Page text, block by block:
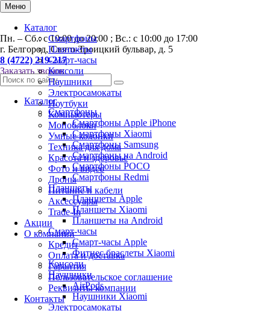
Меню
Каталог
Смартфоны
Планшеты
Смарт-часы
Консоли
Наушники
Электросамокаты
Ноутбуки
Компьютеры
Моноблоки
Умные колонки
Техника для дома
Красота и здоровье
Фото и видео
Дроны
Питание и кабели
Аксессуары
Trade-In
Акции
О компании
Кредит
Оплата и доставка
Гарантия
Пользовательское соглашение
Реквизиты компании
Контакты
Пн. – Сб.: с 10:00 до 20:00 ; Вс.: с 10:00 до 17:00
г. Белгород, Свято-Троицкий бульвар, д. 5
8 (4722) 219-217
Заказать звонок
Каталог
Смартфоны
Смартфоны Apple iPhone
Смартфоны Хiaomi
Смартфоны Samsung
Смартфоны на Android
Смартфоны POCO
Смартфоны Redmi
Планшеты
Планшеты Apple
Планшеты Xiaomi
Планшеты на Android
Смарт-часы
Смарт-часы Apple
Фитнес браслеты Xiaomi
Консоли
Наушники
AirPods
Наушники Xiaomi
Электросамокаты